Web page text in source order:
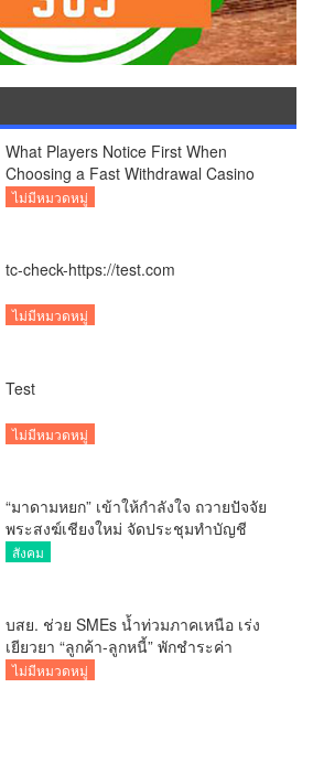
What Players Notice First When
Choosing a Fast Withdrawal Casino
UK
ไม่มีหมวดหมู่
tc-check-https://test.com
ไม่มีหมวดหมู่
Test
ไม่มีหมวดหมู่
“มาดามหยก” เข้าให้กำลังใจ ถวายปัจจัย
พระสงฆ์เชียงใหม่ จัดประชุมทำบัญชี
รายรับรายจ่ายของวัด กว่า 300 รูป ที่วัด
สังคม
บสย. ช่วย SMEs น้ำท่วมภาคเหนือ เร่ง
เยียวยา “ลูกค้า-ลูกหนี้” พักชำระค่า
ธรรมเนียม-ค่างวด
ไม่มีหมวดหมู่